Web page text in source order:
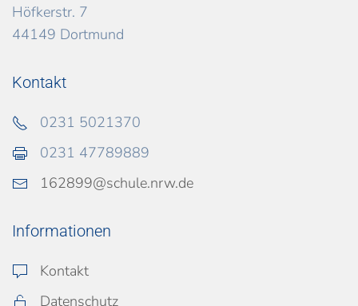
Höfkerstr. 7
44149 Dortmund
Kontakt
0231 5021370
0231 47789889
162899@schule.nrw.de
Informationen
Kontakt
Datenschutz